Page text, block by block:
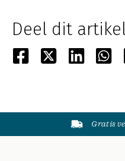
Deel dit
Gratis